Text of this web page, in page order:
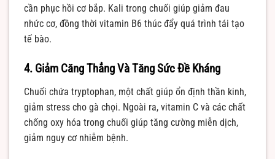
cần phục hồi cơ bắp. Kali trong chuối giúp giảm đau
nhức cơ, đồng thời vitamin B6 thúc đẩy quá trình tái tạo
tế bào.
4. Giảm Căng Thẳng Và Tăng Sức Đề Kháng
Chuối chứa tryptophan, một chất giúp ổn định thần kinh,
giảm stress cho gà chọi. Ngoài ra, vitamin C và các chất
chống oxy hóa trong chuối giúp tăng cường miễn dịch,
giảm nguy cơ nhiễm bệnh.